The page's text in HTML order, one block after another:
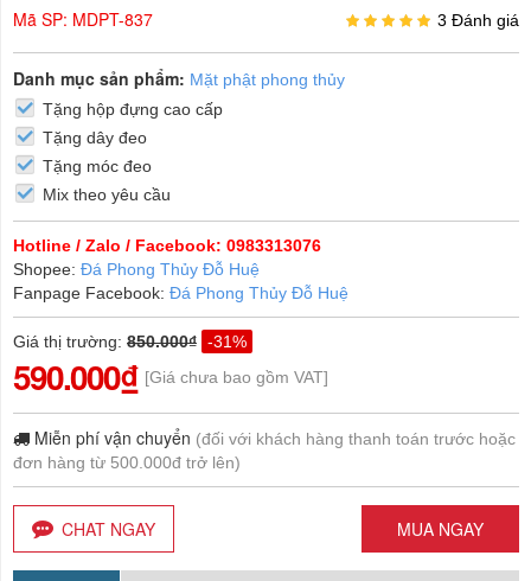
Mã SP: MDPT-837 3 Đánh giá
Danh mục sản phẩm: Mặt phật phong thủy
Tặng hộp đựng cao cấp
Tặng dây đeo
Tặng móc đeo
Mix theo yêu cầu
Hotline / Zalo / Facebook: 0983313076
Shopee: Đá Phong Thủy Đỗ Huệ
Fanpage Facebook: Đá Phong Thủy Đỗ Huệ
Giá thị trường: 850.000₫ -31%
590.000₫ [Giá chưa bao gồm VAT]
Miễn phí vận chuyển (đối với khách hàng thanh toán trước hoặc
đơn hàng từ 500.000đ trở lên)
CHAT NGAY MUA NGAY